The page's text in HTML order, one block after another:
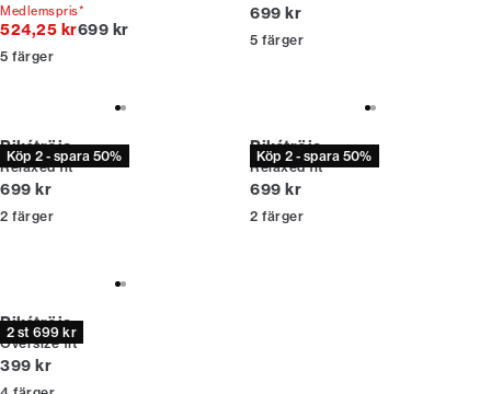
Medlemspris*
524,25 krOriginalpris
699 kr
5 färger
Nuvarande pris
699 kr
5 färger
Köp 2 - spara 50%
Pikétröja
Relaxed fit
Nuvarande pris
699 kr
2 färger
Köp 2 - spara 50%
Pikétröja
Relaxed fit
Nuvarande pris
699 kr
2 färger
2 st 699 kr
Pikétröja
Oversize fit
Nuvarande pris
399 kr